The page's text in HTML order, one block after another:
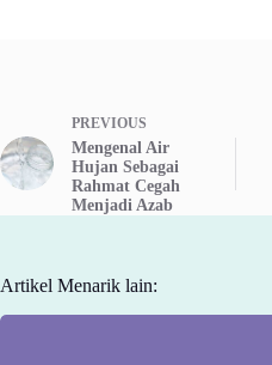
PREVIOUS
Mengenal Air
Hujan Sebagai
Rahmat Cegah
Menjadi Azab
Artikel Menarik lain: